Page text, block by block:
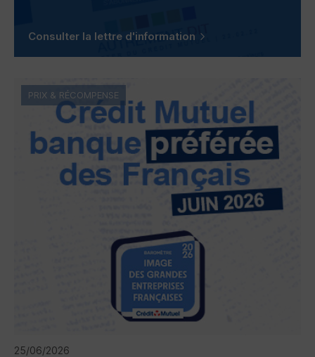
Consulter la lettre d'information
25/06/2026
PRIX & RÉCOMPENSE